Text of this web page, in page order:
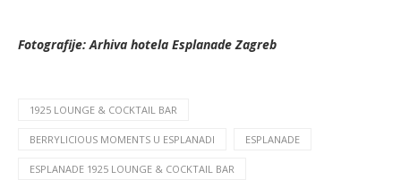
Fotografije: Arhiva hotela Esplanade Zagreb
1925 LOUNGE & COCKTAIL BAR
BERRYLICIOUS MOMENTS U ESPLANADI ESPLANADE
ESPLANADE 1925 LOUNGE & COCKTAIL BAR